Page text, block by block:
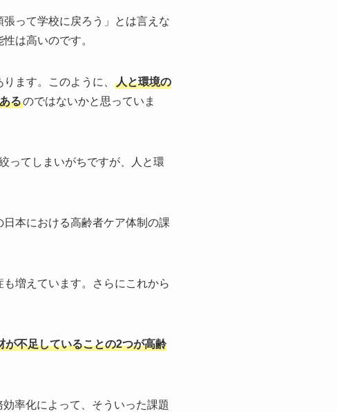
って学校に戻ろう」とは言えな
は高いのです。
ます。このように、
人と環境の
るのではないかと思っていま
ってしまいがちですが、人と環
本における高齢者ケア体制の課
増えています。さらにこれから
不足していることの2つが高齢
率化によって、そういった課題